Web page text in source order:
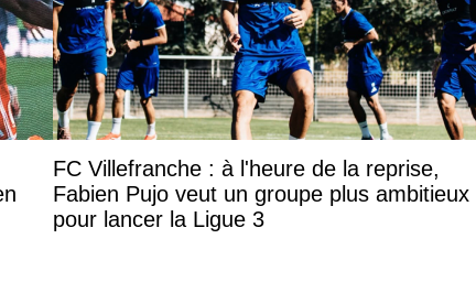
FC Villefranche : à l'heure de la reprise,
Fabien Pujo veut un groupe plus ambitieux
pour lancer la Ligue 3